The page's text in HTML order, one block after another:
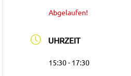
Abgelaufen!
UHRZEIT
15:30 - 17:30